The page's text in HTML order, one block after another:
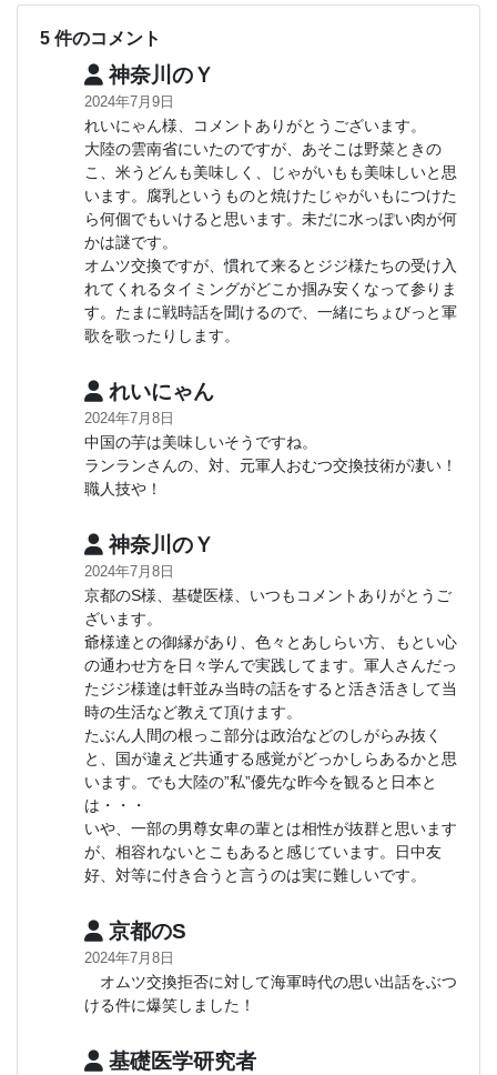
5 件のコメント
神奈川のＹ
2024年7月9日
れいにゃん様、コメントありがとうございます。
大陸の雲南省にいたのですが、あそこは野菜ときの
こ、米うどんも美味しく、じゃがいもも美味しいと思
います。腐乳というものと焼けたじゃがいもにつけた
ら何個でもいけると思います。未だに水っぽい肉が何
かは謎です。
オムツ交換ですが、慣れて来るとジジ様たちの受け入
れてくれるタイミングがどこか掴み安くなって参りま
す。たまに戦時話を聞けるので、一緒にちょびっと軍
歌を歌ったりします。
れいにゃん
2024年7月8日
中国の芋は美味しいそうですね。
ランランさんの、対、元軍人おむつ交換技術が凄い！
職人技や！
神奈川のＹ
2024年7月8日
京都のS様、基礎医様、いつもコメントありがとうご
ざいます。
爺様達との御縁があり、色々とあしらい方、もとい心
の通わせ方を日々学んで実践してます。軍人さんだっ
たジジ様達は軒並み当時の話をすると活き活きして当
時の生活など教えて頂けます。
たぶん人間の根っこ部分は政治などのしがらみ抜く
と、国が違えど共通する感覚がどっかしらあるかと思
います。でも大陸の”私”優先な昨今を観ると日本と
は・・・
いや、一部の男尊女卑の輩とは相性が抜群と思います
が、相容れないとこもあると感じています。日中友
好、対等に付き合うと言うのは実に難しいです。
京都のS
2024年7月8日
オムツ交換拒否に対して海軍時代の思い出話をぶつ
ける件に爆笑しました！
基礎医学研究者